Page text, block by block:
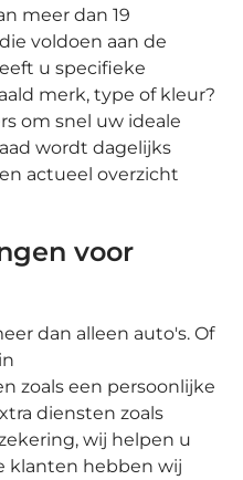
meer dan 19
voldoen aan de
u specifieke
merk, type of kleur?
om snel uw ideale
wordt dagelijks
actueel overzicht
voor
dan alleen auto's. Of
zoals een persoonlijke
diensten zoals
wij helpen u
klanten hebben wij